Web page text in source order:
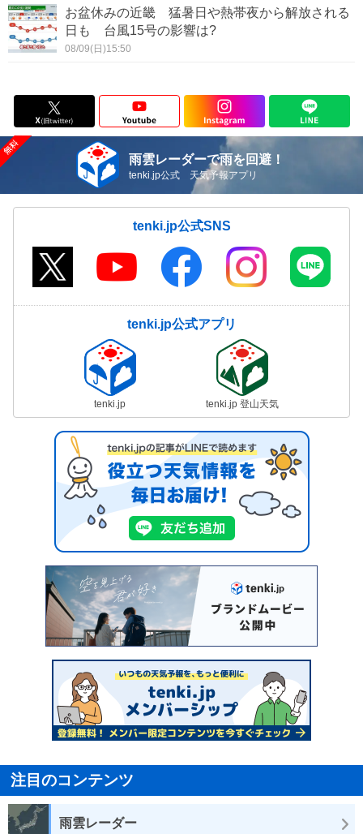
お盆休みの近畿 猛暑日や熱帯夜から解放される
日も 台風15号の影響は?
08/09(日)15:50
雨雲レーダーで雨を回避！
tenki.jp公式 天気予報アプリ
tenki.jp公式SNS
tenki.jp公式アプリ
tenki.jp tenki.jp 登山天気
注目のコンテンツ
雨雲レーダー